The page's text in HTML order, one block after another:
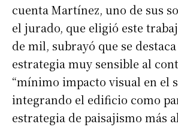
cuenta Martínez, uno de sus
el jurado, que eligió este
de mil, subrayó que se
estrategia muy sensible al
“mínimo impacto visual en el
integrando el edificio como
estrategia de paisajismo más